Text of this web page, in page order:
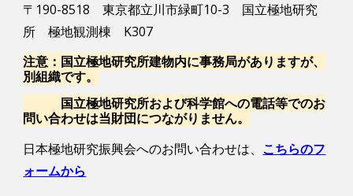
〒190-8518 東京都立川市緑町10-3 国立極地研究
所 極地観測棟 K307
注意：国立極地研究所建物内に事務局がありますが、
別組織です。
国立極地研究所および科学館への電話等でのお
問い合わせは当財団につながりません。
日本極地研究振興会へのお問い合わせは、 こちらのフ
ォームから